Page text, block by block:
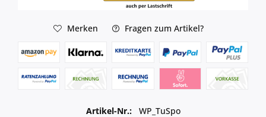
Merken Fragen zum Artikel?
Artikel-Nr.:
WP_TuSpo